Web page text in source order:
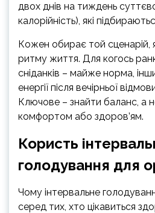
двох днів на тиждень
калорійність), які
Кожен обирає той сценарій,
ритму життя. Для когось
сніданків – майже норма,
енергії після вечірньої
Ключове – знайти баланс, а
комфортом або здоров’ям.
Користь
голодування для
Чому інтервальне
серед тих, хто цікавиться